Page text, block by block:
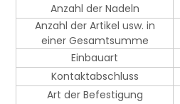
Anzahl der Nadeln
Anzahl der Artikel usw. in
einer Gesamtsumme
Einbauart
Kontaktabschluss
Art der Befestigung